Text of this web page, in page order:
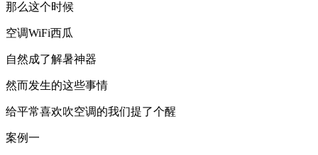
那么这个时候
空调WiFi西瓜
自然成了解暑神器
然而发生的这些事情
给平常喜欢吹空调的我们提了个醒
案例一